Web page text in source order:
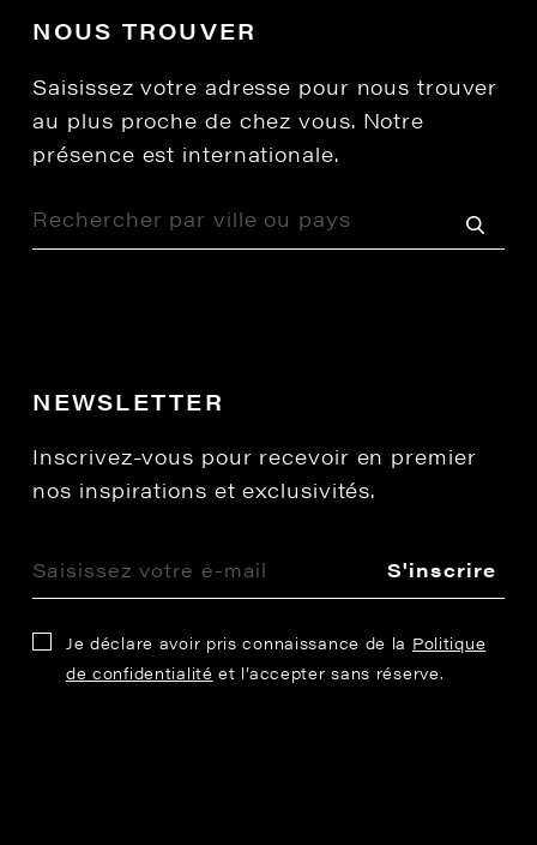
NOUS TROUVER
Saisissez votre adresse pour nous trouver
au plus proche de chez vous. Notre
présence est internationale.
NEWSLETTER
Inscrivez-vous pour recevoir en premier
nos inspirations et exclusivités.
S'inscrire
Je déclare avoir pris connaissance de la Politique
de confidentialité et l’accepter sans réserve.